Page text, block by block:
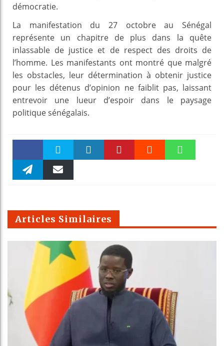
démocratie.
La manifestation du 27 octobre au Sénégal
représente un chapitre de plus dans la quête
inlassable de justice et de respect des droits de
l’homme. Les manifestants ont montré que malgré
les obstacles, leur détermination à obtenir justice
pour les détenus d’opinion ne faiblit pas, laissant
entrevoir une lueur d’espoir dans le paysage
politique sénégalais.
Faceboo Twitter
m
Articles Similaires